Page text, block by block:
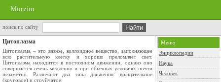
Murzim
поиск по сайту
Цитоплазма
Цитоплазма – это вязкое, коллоидное вещество, заполняющее
всю растительную клетку и хорошо преломляет свет.
Цитоплазма находится в постоянном движении, однако оно
совершается очень медленно и при обычных условиях почти
незаметно. Различают два типа движения: вращательное
(круговое) и струйчатое.
Меню
Энциклопедии
Наука
Человек